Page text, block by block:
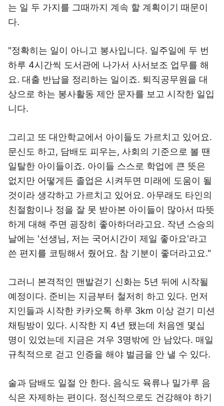
는 일 두 가지를 그때까지 계속 할 계획이기 때문이
다.
"정확히는 일이 아니고 봉사입니다. 일주일에 두 번
하루 4시간씩 도서관에 나가서 사서보조 업무를 해
요. 대출 반납을 정리하는 일이죠. 퇴직공무원을 대
상으로 하는 봉사활동 제안 문자를 보고 시작한 일입
니다.
그리고 또 대안학교에서 아이들도 가르치고 있어요.
문신도 하고, 담배도 피우는, 사회의 기준으로 볼 땐
일탈한 아이들이죠. 아이들 스스로 학업에 큰 뜻은
없지만 어떻게든 졸업은 시켜두면 미래에 도움이 될
것이라 생각하고 가르치고 있어요. 아무래도 타인의
친절함이나 정을 잘 못 받아본 아이들이 많아서 따뜻
하게 대해 주면 굉장히 좋아하더라고요. 작년 스승의
날에는 '선생님, 저는 국어시간이 제일 좋아요'라고
쓴 편지를 코팅해서 줬어요. 참 기분이 좋더라고요."
그러니 본격적인 맨발걷기 신화는 5년 뒤에 시작될
예정이다. 준비는 지금부터 철저히 하고 있다. 먼저
지인들과 시작한 카카오톡 하루 3km 이상 걷기 미션
채팅방이 있다. 시작한 지 4년 됐는데 처음엔 몇십
명이 있었는데 지금은 겨우 3명밖에 안 남았다. 매일
규칙적으로 걷고 인증을 해야 벌금을 안 낼 수 있다.
술과 담배도 일절 안 한다. 음식도 육류나 밀가루 음
식은 자제하는 편이다. 정신적으로도 건강해야 하기